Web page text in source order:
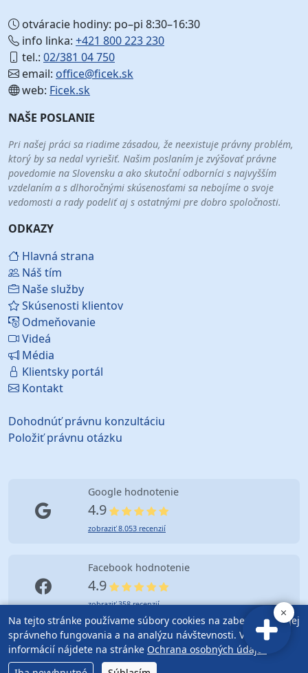
otváracie hodiny: po–pi 8:30–16:30
info linka: +421 800 223 230
tel.: 02/381 04 750
email: office@ficek.sk
web: Ficek.sk
NAŠE POSLANIE
Pri našej práci sa riadime zásadou, že neexistuje právny problém,
ktorý by sa nedal vyriešiť. Našim poslaním je zvýšovať právne
povedomie na Slovensku a ako skutoční odborníci s najvyšším
vzdelaním a s dlhoročnými skúsenosťami sa nebojíme o svoje
vedomosti a rady podeliť aj s ostatnými pre dobro spoločnosti.
ODKAZY
Hlavná strana
Náš tím
Naše služby
Skúsenosti klientov
Odmeňovanie
Videá
Média
Klientsky portál
Kontakt
Dohodnúť právnu konzultáciu
Položiť právnu otázku
Google hodnotenie
4.9
zobraziť 8.053 recenzií
Facebook hodnotenie
4.9
zobraziť 358 recenzií
© Copyright (2010-2026) Advokátska kancelária Bratislava |
Ficek & Partners
| Mapa Stránok |
Na tejto stránke používame súbory cookies na zabezpečenie jej
správneho fungovania a na analýzu návštevnosti. Viac
informácií nájdete na stránke Ochrana osobných údajov